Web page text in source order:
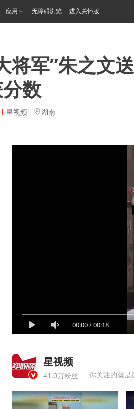
应用 无障碍浏览 进入关怀版
将军”朱之文
数
星视频 湖南
00:00/00:18
星视频
41.0万粉丝 你关注的就是